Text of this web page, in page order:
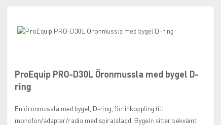
ÅTERFÖRSÄLJARE
LADDA NER
ProEquip PRO-D30L Öronmussla med bygel D-
ring
En öronmussla med bygel, D-ring, för inkoppling till
monofon/adapter/radio med spiralsladd. Bygeln sitter bekvämt
Skip
of
the
images
beginning
of
the
gallery